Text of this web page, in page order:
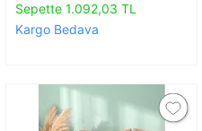
Sepette 1.092,03 TL
Kargo Bedava